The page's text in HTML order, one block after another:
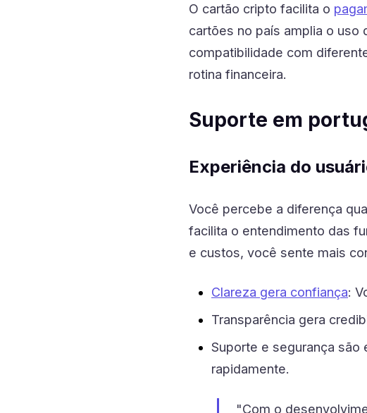
O cartão cripto facilita o
cartões no país amplia o uso
compatibilidade com
rotina financeira.
Suporte em
Experiência do
Você percebe a diferença
facilita o entendimento das
e custos, você sente mais
Clareza gera confiança:
Transparência gera
Suporte e segurança são
rapidamente.
"Com o